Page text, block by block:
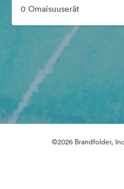
0 Omaisuuserät
©2026 Brandfolder,